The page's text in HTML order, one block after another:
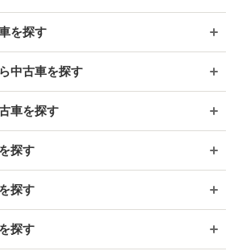
を探す
中古車を探す
車を探す
探す
探す
探す